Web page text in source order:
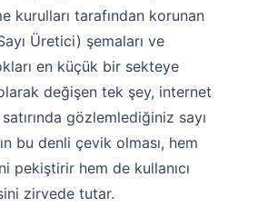
kurulları tarafından korunan
Üretici) şemaları ve
en küçük bir sekteye
değişen tek şey, internet
satırında gözlemlediğiniz sayı
bu denli çevik olması, hem
pekiştirir hem de kullanıcı
zirvede tutar.